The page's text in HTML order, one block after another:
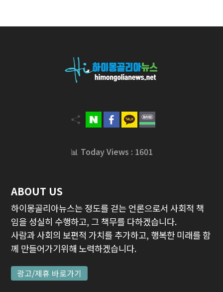
📊 Today Views : 1601
ABOUT US
하이몽골리아뉴스는 정도를 걷는 언론으로서 사회적 책
임을 성실히 수행하고, 그 책무를 다하겠습니다.
사람과 사회의 보편적 가치를 추가하고, 행복한 미래를 함
께 만들어가기위해 노력하겠습니다.
광고/제휴 바로가기